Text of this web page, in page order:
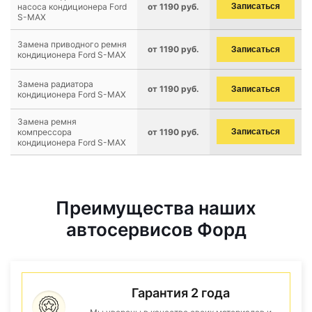
насоса кондиционера Ford
S-MAX
от 1190 руб. Записаться
Замена приводного ремня
кондиционера Ford S-MAX
от 1190 руб. Записаться
Замена радиатора
кондиционера Ford S-MAX
от 1190 руб. Записаться
Замена ремня
компрессора
кондиционера Ford S-MAX
от 1190 руб. Записаться
Преимущества наших
автосервисов Форд
Гарантия 2 года